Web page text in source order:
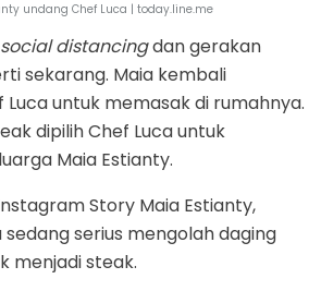
undang Chef Luca | today.line.me
social distancingdan gerakan
sekarang. Maia kembali
untuk memasak di rumahnya.
dipilih Chef Luca untuk
Maia Estianty.
Story Maia Estianty,
serius mengolah daging
menjadi steak.